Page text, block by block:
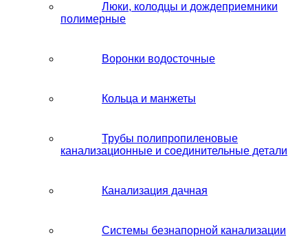
Люки, колодцы и дождеприемники
полимерные
Воронки водосточные
Кольца и манжеты
Трубы полипропиленовые
канализационные и соединительные детали
Канализация дачная
Системы безнапорной канализации